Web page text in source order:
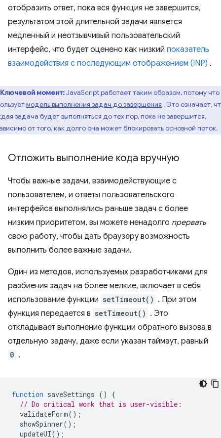
отобразить ответ, пока вся функция не завершится,
результатом этой длительной задачи является
медленный и неотзывчивый пользовательский
интерфейс, что будет оценено как низкий показатель
взаимодействия с последующим отображением (INP) .
Ключевой момент:JavaScript работает таким образом, потому что
модель выполнения задач до завершения . Это означает,
задача будет выполняться до тех пор, пока не завершится,
от того, как долго она может блокировать основной поток.
Отложить выполнение кода вручную
Чтобы важные задачи, взаимодействующие с
пользователем, и ответы пользовательского
интерфейса выполнялись раньше задач с более
низким приоритетом, вы можете ненадолго прервать
свою работу, чтобы дать браузеру возможность
выполнить более важные задачи.
Один из методов, используемых разработчиками для
разбиения задач на более мелкие, включает в себя
использование функции setTimeout() . При этом
функция передается в setTimeout() . Это
откладывает выполнение функции обратного вызова в
отдельную задачу, даже если указан таймаут, равный
0 .
function saveSettings ()
{
// Do critical work that is user-visible:
validateForm();
showSpinner();
updateUI();